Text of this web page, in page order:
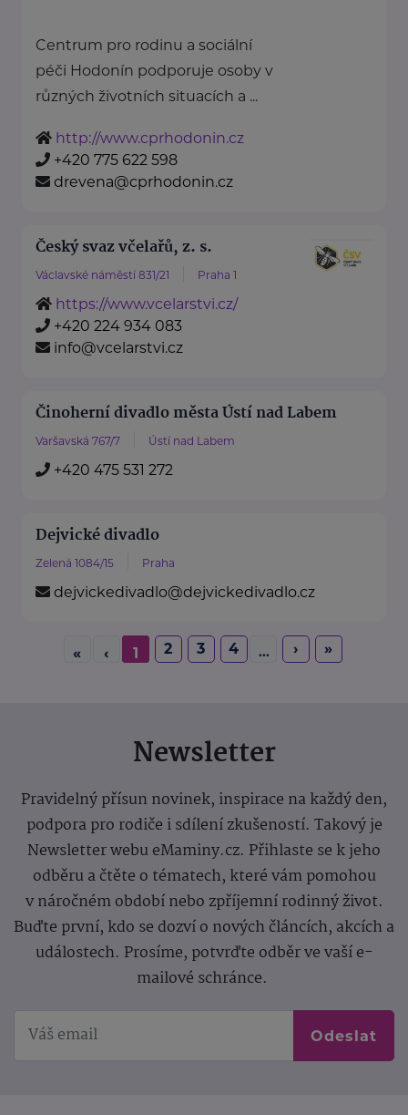
Centrum pro rodinu a sociální
péči Hodonín podporuje osoby v
různých životních situacích a ...
http://www.cprhodonin.cz
+420 775 622 598
drevena@cprhodonin.cz
Český svaz včelařů, z. s.
Václavské náměstí 831/21 Praha 1
https://www.vcelarstvi.cz/
+420 224 934 083
info@vcelarstvi.cz
Činoherní divadlo města Ústí nad Labem
Varšavská 767/7 Ústí nad Labem
+420 475 531 272
Dejvické divadlo
Zelená 1084/15 Praha
dejvickedivadlo@dejvickedivadlo.cz
« ‹ 1 2 3 4 ... › »
Newsletter
Pravidelný přísun novinek, inspirace na každý den,
podpora pro rodiče i sdílení zkušeností. Takový je
Newsletter webu eMaminy.cz. Přihlaste se k jeho
odběru a čtěte o tématech, které vám pomohou
v náročném období nebo zpříjemní rodinný život.
Buďte první, kdo se dozví o nových článcích, akcích a
událostech. Prosíme, potvrďte odběr ve vaší e-
mailové schránce.
Odeslat